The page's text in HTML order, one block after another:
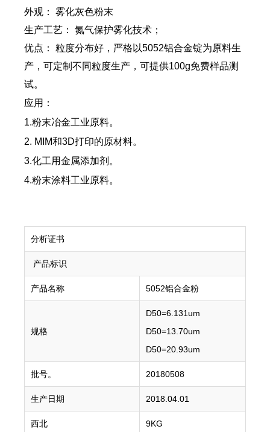
外观： 雾化灰色粉末
生产工艺： 氮气保护雾化技术；
优点： 粒度分布好，严格以5052铝合金锭为原料生
产，可定制不同粒度生产，可提供100g免费样品测
试。
应用：
1.粉末冶金工业原料。
2. MIM和3D打印的原材料。
3.化工用金属添加剂。
4.粉末涂料工业原料。
分析证书
产品标识
产品名称 5052铝合金粉
规格
D50=6.131um
D50=13.70um
D50=20.93um
批号。 20180508
生产日期 2018.04.01
西北 9KG